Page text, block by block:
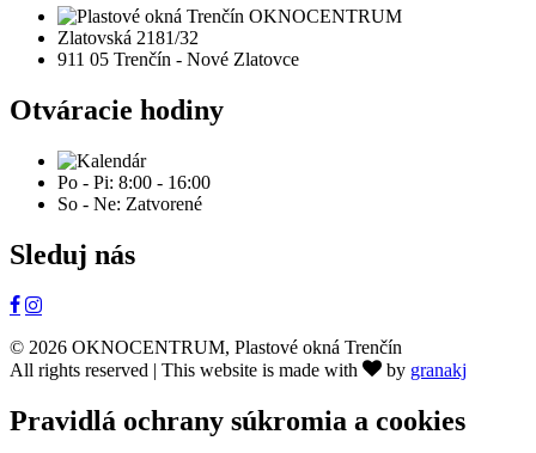
Zlatovská 2181/32
911 05 Trenčín - Nové Zlatovce
Otváracie hodiny
Po - Pi: 8:00 - 16:00
So - Ne: Zatvorené
Sleduj nás
© 2026 OKNOCENTRUM, Plastové okná Trenčín
All rights reserved | This website is made with
by granakj
Pravidlá ochrany súkromia a cookies